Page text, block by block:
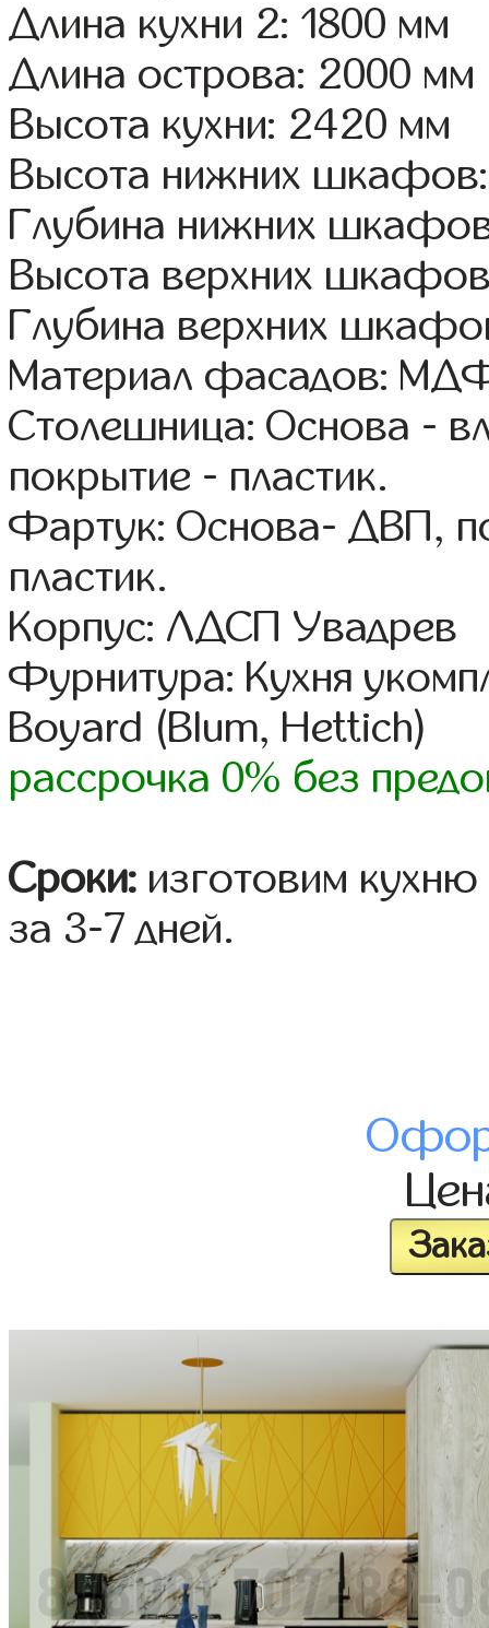
Длина кухни 2: 1800 мм
Длина острова: 2000 мм
Высота кухни: 2420 мм
Высота нижних
Глубина нижних
Высота верхних
Глубина верхних
Материал фасадов:
Столешница: Основа -
покрытие - пластик.
Фартук: Основа- ДВП,
пластик.
Корпус: ЛДСП Увадрев
Фурнитура: Кухня
Boyard (Blum, Hettich)
рассрочка 0% без
Сроки: изготовим
за 3-7 дней.